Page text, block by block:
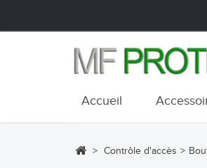
Accueil
> Contrôle d'accès >